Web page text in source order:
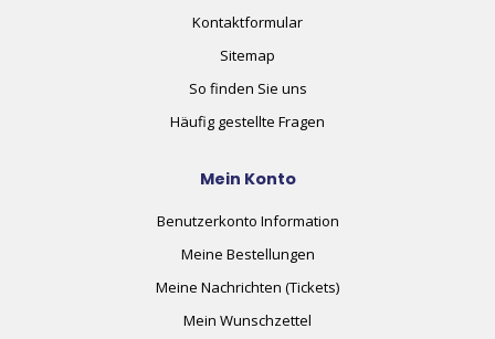
Kontaktformular
Sitemap
So finden Sie uns
Häufig gestellte Fragen
Mein Konto
Benutzerkonto Information
Meine Bestellungen
Meine Nachrichten (Tickets)
Mein Wunschzettel